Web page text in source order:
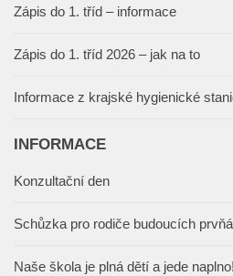
Zápis do 1. tříd – informace
Zápis do 1. tříd 2026 – jak na to
Informace z krajské hygienické
INFORMACE
Konzultační den
Schůzka pro rodiče budoucích
Naše škola je plná dětí a jede naplno!